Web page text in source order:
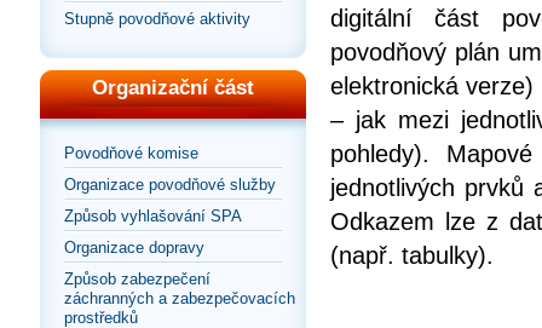
Stupně povodňové aktivity
Organizační část
Povodňové komise
Organizace povodňové služby
Způsob vyhlašování SPA
Organizace dopravy
Způsob zabezpečení
záchranných a zabezpečovacích
prostředků
digitální část
povodňový plán
elektronická
– jak mezi
pohledy).
jednotlivých prvků
Odkazem lze z
(např. tabulky).